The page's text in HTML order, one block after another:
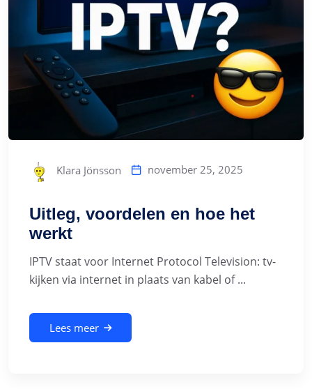
Klara Jönsson november 25, 2025
Uitleg, voordelen en hoe het
werkt
IPTV staat voor Internet Protocol Television: tv-
kijken via internet in plaats van kabel of ...
Lees meer